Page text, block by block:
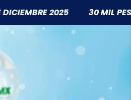
30 MIL PESOS AL VIDEO